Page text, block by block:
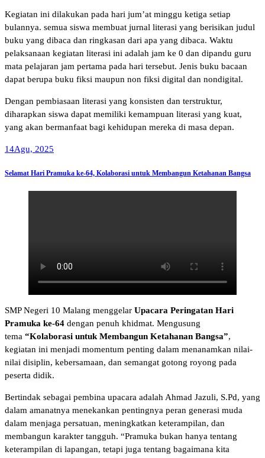
Kegiatan ini dilakukan pada hari jum’at minggu ketiga setiap
bulannya. semua siswa membuat jurnal literasi yang berisikan judul
buku yang dibaca dan ringkasan dari apa yang dibaca. Waktu
pelaksanaan kegiatan literasi ini adalah jam ke 0 dan dipandu guru
mata pelajaran jam pertama pada hari tersebut. Jenis buku bacaan
dapat berupa buku fiksi maupun non fiksi digital dan nondigital.
Dengan pembiasaan literasi yang konsisten dan terstruktur,
diharapkan siswa dapat memiliki kemampuan literasi yang kuat,
yang akan bermanfaat bagi kehidupan mereka di masa depan.
14Agu, 2025
Selamat Hari Pramuka ke-64, Kolaborasi untuk Membangun Ketahanan Bangsa
SMP Negeri 10 Malang menggelar Upacara Peringatan Hari
Pramuka ke-64 dengan penuh khidmat. Mengusung
tema “Kolaborasi untuk Membangun Ketahanan Bangsa”,
kegiatan ini menjadi momentum penting dalam menanamkan nilai-
nilai disiplin, kebersamaan, dan semangat gotong royong pada
peserta didik.
Bertindak sebagai pembina upacara adalah Ahmad Jazuli, S.Pd, yang
dalam amanatnya menekankan pentingnya peran generasi muda
dalam menjaga persatuan, meningkatkan keterampilan, dan
membangun karakter tangguh. “Pramuka bukan hanya tentang
keterampilan di lapangan, tetapi juga tentang bagaimana kita